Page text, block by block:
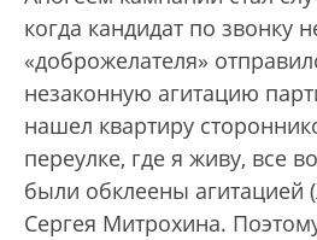
когда кандидат по звонку
«доброжелателя»
незаконную агитацию
нашел квартиру
переулке, где я живу, все
были обклеены агитацией
Сергея Митрохина.